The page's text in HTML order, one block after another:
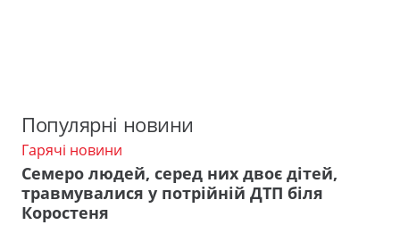
Популярні новини
Гарячі новини
Семеро людей, серед них двоє дітей,
травмувалися у потрійній ДТП біля
Коростеня